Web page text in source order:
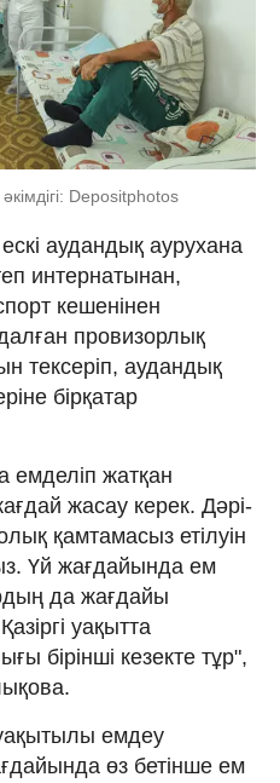
Depositphotos
аудандық аурухана
интернатынан,
кешенінен
провизорлық
тексеріп, аудандық
бірқатар
емделіп жатқан
жасау керек. Дәрі-
қамтамасыз етілуін
Үй жағдайында ем
да жағдайы
уақытта
бірінші кезекте тұр",
емдеу
өз бетінше ем